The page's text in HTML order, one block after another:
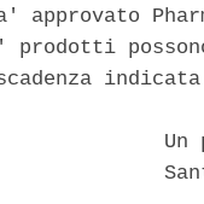
approvato
prodotti
Un